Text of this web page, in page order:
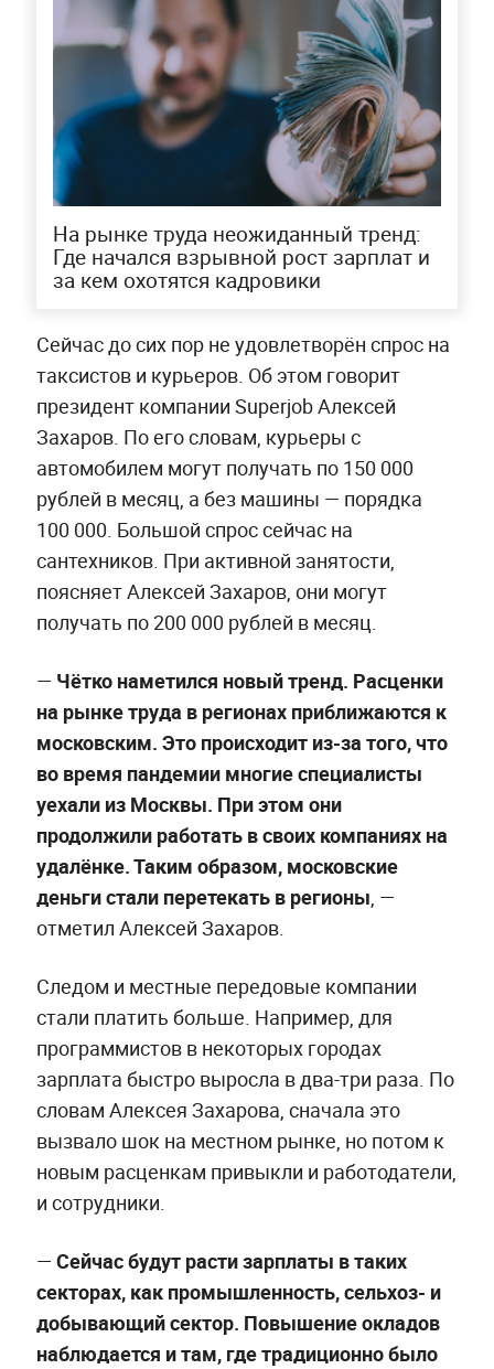
На рынке труда неожиданный тренд:
Где начался взрывной рост зарплат и
за кем охотятся кадровики
Сейчас до сих пор не удовлетворён спрос на
таксистов и курьеров. Об этом говорит
президент компании Superjob Алексей
Захаров. По его словам, курьеры с
автомобилем могут получать по 150 000
рублей в месяц, а без машины — порядка
100 000. Большой спрос сейчас на
сантехников. При активной занятости,
поясняет Алексей Захаров, они могут
получать по 200 000 рублей в месяц.
— Чётко наметился новый тренд. Расценки
на рынке труда в регионах приближаются к
московским. Это происходит из-за того, что
во время пандемии многие специалисты
уехали из Москвы. При этом они
продолжили работать в своих компаниях на
удалёнке. Таким образом, московские
деньги стали перетекать в регионы, —
отметил Алексей Захаров.
Следом и местные передовые компании
стали платить больше. Например, для
программистов в некоторых городах
зарплата быстро выросла в два-три раза. По
словам Алексея Захарова, сначала это
вызвало шок на местном рынке, но потом к
новым расценкам привыкли и работодатели,
и сотрудники.
— Сейчас будут расти зарплаты в таких
секторах, как промышленность, сельхоз- и
добывающий сектор. Повышение окладов
наблюдается и там, где традиционно было